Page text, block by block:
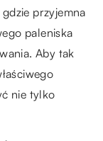
przyjemna
paleniska
Aby tak
nie tylko